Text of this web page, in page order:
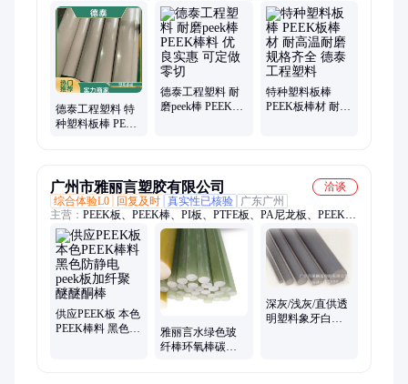
棒、零切加工件定制
德泰工程塑料 特
种塑料板棒 PEEK
德泰工程塑料 耐
磨peek棒 PEEK棒
特种塑料板棒
PEEK板棒材 耐高
广州市雅丽言塑胶有限公司
洽谈
综合体验L0
回复及时 真实性已核验
广东广州
主营： PEEK板、PEEK棒、PI板、PTFE板、PA尼龙板、PEEK
管、PCTFE棒、PTFE棒、PEI板、PEI棒、PI棒、PPS、PSU、
POM、ABS、PAI、PC、PVDF、PFA、铁氟龙
供应PEEK板 本色
PEEK棒料 黑色防
雅丽言水绿色玻
纤棒环氧棒碳纤
深灰/浅灰/直供透
明塑料象牙白